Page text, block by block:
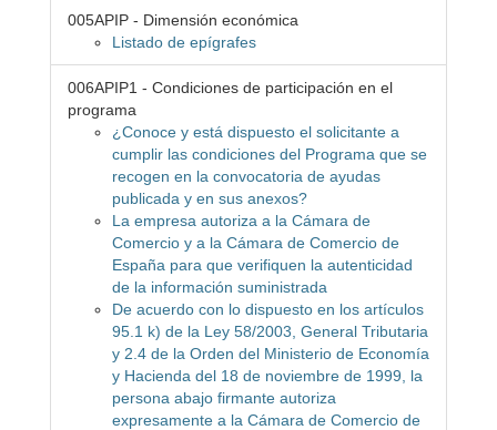
005APIP - Dimensión económica
Listado de epígrafes
006APIP1 - Condiciones de participación en el
programa
¿Conoce y está dispuesto el solicitante a
cumplir las condiciones del Programa que se
recogen en la convocatoria de ayudas
publicada y en sus anexos?
La empresa autoriza a la Cámara de
Comercio y a la Cámara de Comercio de
España para que verifiquen la autenticidad
de la información suministrada
De acuerdo con lo dispuesto en los artículos
95.1 k) de la Ley 58/2003, General Tributaria
y 2.4 de la Orden del Ministerio de Economía
y Hacienda del 18 de noviembre de 1999, la
persona abajo firmante autoriza
expresamente a la Cámara de Comercio de